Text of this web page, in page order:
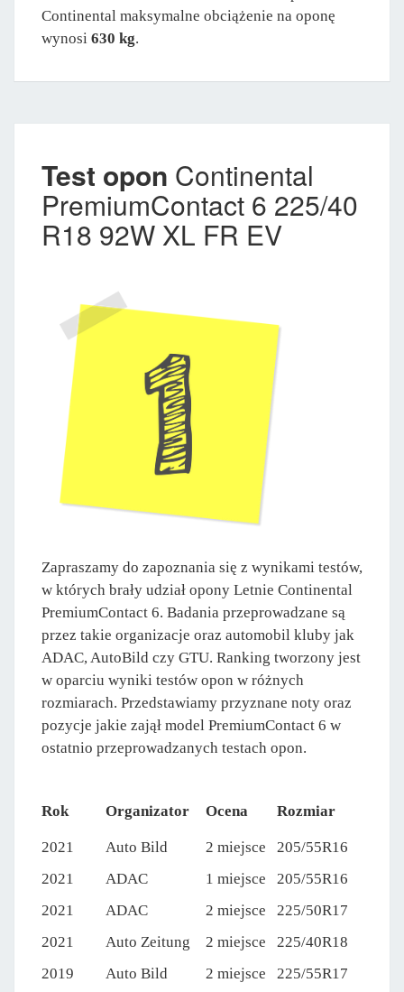
Continental maksymalne obciążenie na oponę
wynosi 630 kg.
Test opon Continental
PremiumContact 6 225/40
R18 92W XL FR EV
Zapraszamy do zapoznania się z wynikami testów,
w których brały udział opony Letnie Continental
PremiumContact 6. Badania przeprowadzane są
przez takie organizacje oraz automobil kluby jak
ADAC, AutoBild czy GTU. Ranking tworzony jest
w oparciu wyniki testów opon w różnych
rozmiarach. Przedstawiamy przyznane noty oraz
pozycje jakie zajął model PremiumContact 6 w
ostatnio przeprowadzanych testach opon.
Rok Organizator Ocena Rozmiar
2021 Auto Bild 2 miejsce
205/55R16
2021
ADAC 1 miejsce
205/55R16
2021
ADAC 2 miejsce
225/50R17
2021
Auto Zeitung 2 miejsce
225/40R18
2019
Auto Bild 2 miejsce
225/55R17